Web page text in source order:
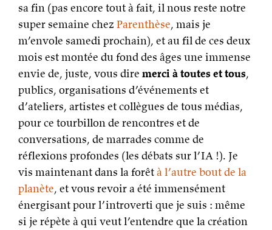
sa fin (pas encore tout à fait, il nous reste notre
super semaine chez Parenthèse, mais je
m’envole samedi prochain), et au fil de ces deux
mois est montée du fond des âges une immense
envie de, juste, vous dire merci à toutes et tous,
publics, organisations d’événements et
d’ateliers, artistes et collègues de tous médias,
pour ce tourbillon de rencontres et de
conversations, de marrades comme de
réflexions profondes (les débats sur l’IA !). Je
vis maintenant dans la forêtà l’autre bout de la
planète, et vous revoir a été immensément
énergisant pour l’introverti que je suis : même
si je répète à qui veut l’entendre que la création